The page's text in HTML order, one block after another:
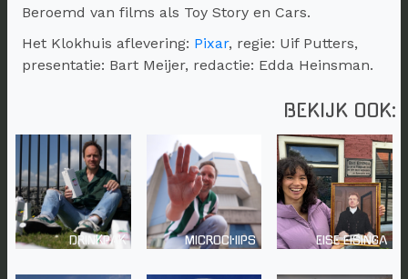
Beroemd van films als Toy Story en Cars.
Het Klokhuis aflevering: Pixar, regie: Uif Putters,
presentatie: Bart Meijer, redactie: Edda Heinsman.
BEKIJK OOK:
DRINKPAK MICROCHIPS EISE EISINGA